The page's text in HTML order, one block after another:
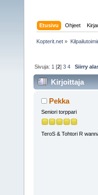
Etusivu Ohjeet
Kopterit.net »
Sivuja: 1 [2]3 4 Siirry
Kirjoittaja
Pekka
Seniori torppari
TeroS & Tohtori R